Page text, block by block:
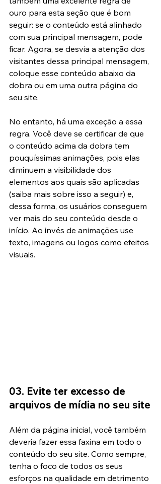
ouro para esta seção que é bom
seguir: se o conteúdo está alinhado
com sua principal mensagem, pode
ficar. Agora, se desvia a atenção dos
visitantes dessa principal mensagem,
coloque esse conteúdo abaixo da
dobra ou em uma outra página do
seu site.
No entanto, há uma exceção a essa
regra. Você deve se certificar de que
o conteúdo acima da dobra tem
pouquíssimas animações, pois elas
diminuem a visibilidade dos
elementos aos quais são aplicadas
(saiba mais sobre isso a seguir) e,
dessa forma, os usuários conseguem
ver mais do seu conteúdo desde o
início. Ao invés de animações use
texto, imagens ou logos como efeitos
visuais.
03. Evite ter excesso de
arquivos de mídia no seu site
Além da página inicial, você também
deveria fazer essa faxina em todo o
conteúdo do seu site. Como sempre,
tenha o foco de todos os seus
esforços na qualidade em detrimento